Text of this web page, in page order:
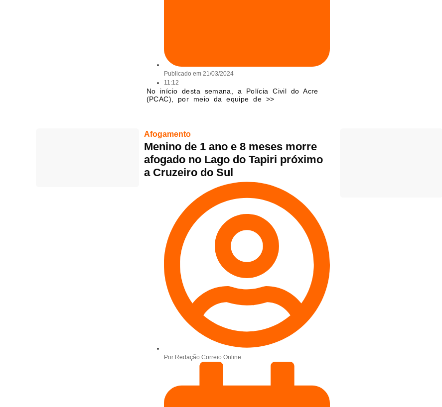
Publicado em 21/03/2024
11:12
No início desta semana, a Polícia Civil do Acre
(PCAC), por meio da equipe de >>
Afogamento
Menino de 1 ano e 8 meses morre
afogado no Lago do Tapiri próximo
a Cruzeiro do Sul
Por Redação Correio Online